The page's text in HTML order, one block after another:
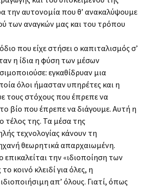
την αυτονομία που θ’ ανακαλύψουμε
των αναγκών μας και του τρόπου
που είχε στήσει ο καπιταλισμός σ’
η ίδια η φύση των μέσων
εγκαθίδρυαν μια
όλοι ήμασταν υπηρέτες και η
τους στόχους που έπρεπε να
βίο που έπρεπε να διάγουμε. Αυτή η
τέλος της. Τα μέσα της
τεχνολογίας κάνουν τη
θεωρητικά απαρχαιωμένη.
την «ιδιοποίηση των
κοινό κλειδί για όλες, η
απ’ όλους. Γιατί, όπως